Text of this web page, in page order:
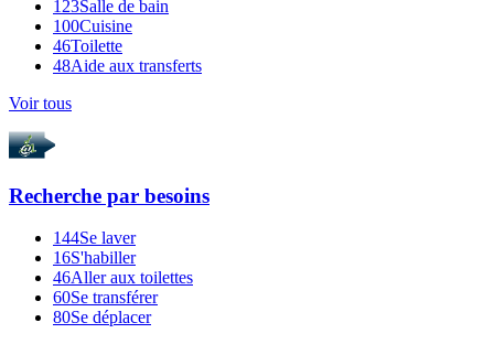
123Salle de bain
100Cuisine
46Toilette
48Aide aux transferts
Voir tous
Recherche par besoins
144Se laver
16S'habiller
46Aller aux toilettes
60Se transférer
80Se déplacer